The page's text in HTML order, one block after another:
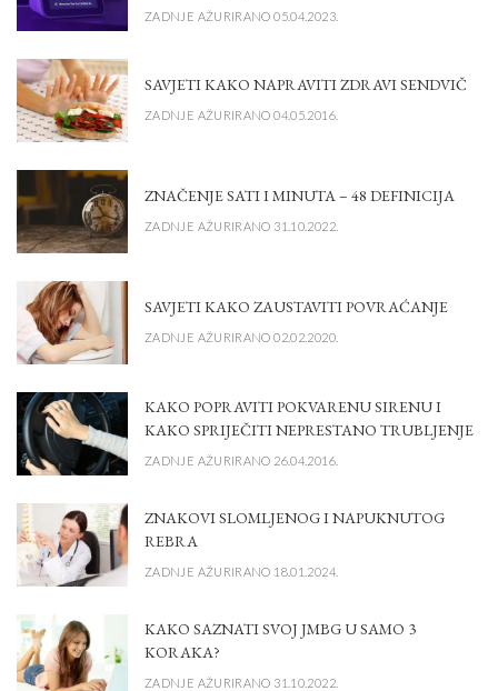
ZADNJE AŽURIRANO 05.04.2023.
SAVJETI KAKO NAPRAVITI ZDRAVI SENDVIČ
ZADNJE AŽURIRANO 04.05.2016.
ZNAČENJE SATI I MINUTA – 48 DEFINICIJA
ZADNJE AŽURIRANO 31.10.2022.
SAVJETI KAKO ZAUSTAVITI POVRAĆANJE
ZADNJE AŽURIRANO 02.02.2020.
KAKO POPRAVITI POKVARENU SIRENU I
KAKO SPRIJEČITI NEPRESTANO TRUBLJENJE
ZADNJE AŽURIRANO 26.04.2016.
ZNAKOVI SLOMLJENOG I NAPUKNUTOG
REBRA
ZADNJE AŽURIRANO 18.01.2024.
KAKO SAZNATI SVOJ JMBG U SAMO 3
KORAKA?
ZADNJE AŽURIRANO 31.10.2022.